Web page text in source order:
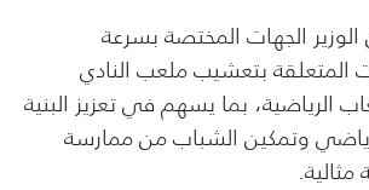
الجهات المختصة بسرعة
المتعلقة بتعشيب ملعب النادي
الرياضية، بما يسهم في تعزيز البنية
وتمكين الشباب من ممارسة